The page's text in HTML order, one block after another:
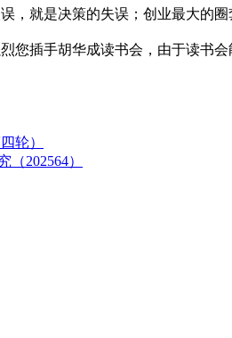
，就是决策的失误；创业最大的
您插手胡华成读书会，由于读书
轮）
202564）